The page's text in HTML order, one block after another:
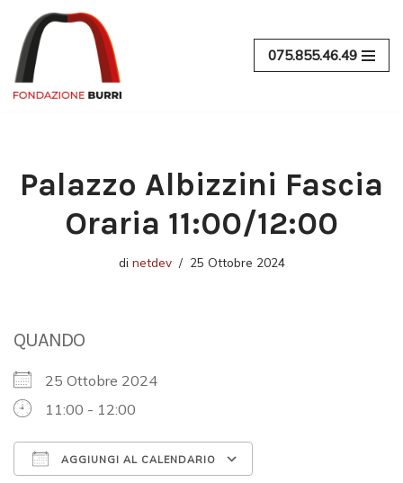
Vai
al
contenuto
075.855.46.49
Palazzo Albizzini Fascia
Oraria 11:00/12:00
di netdev 25 Ottobre 2024
QUANDO
25 Ottobre 2024
11:00 - 12:00
AGGIUNGI AL CALENDARIO